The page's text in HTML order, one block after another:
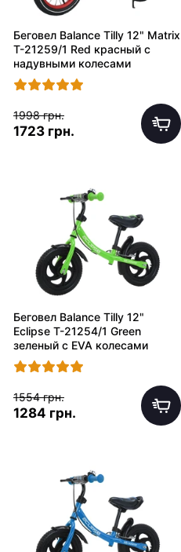
Беговел Balance Tilly 12" Matrix
T-21259/1 Red красный с
надувными колесами
1998 грн.
1723 грн.
Беговел Balance Tilly 12"
Eclipse T-21254/1 Green
зеленый с EVA колесами
1554 грн.
1284 грн.